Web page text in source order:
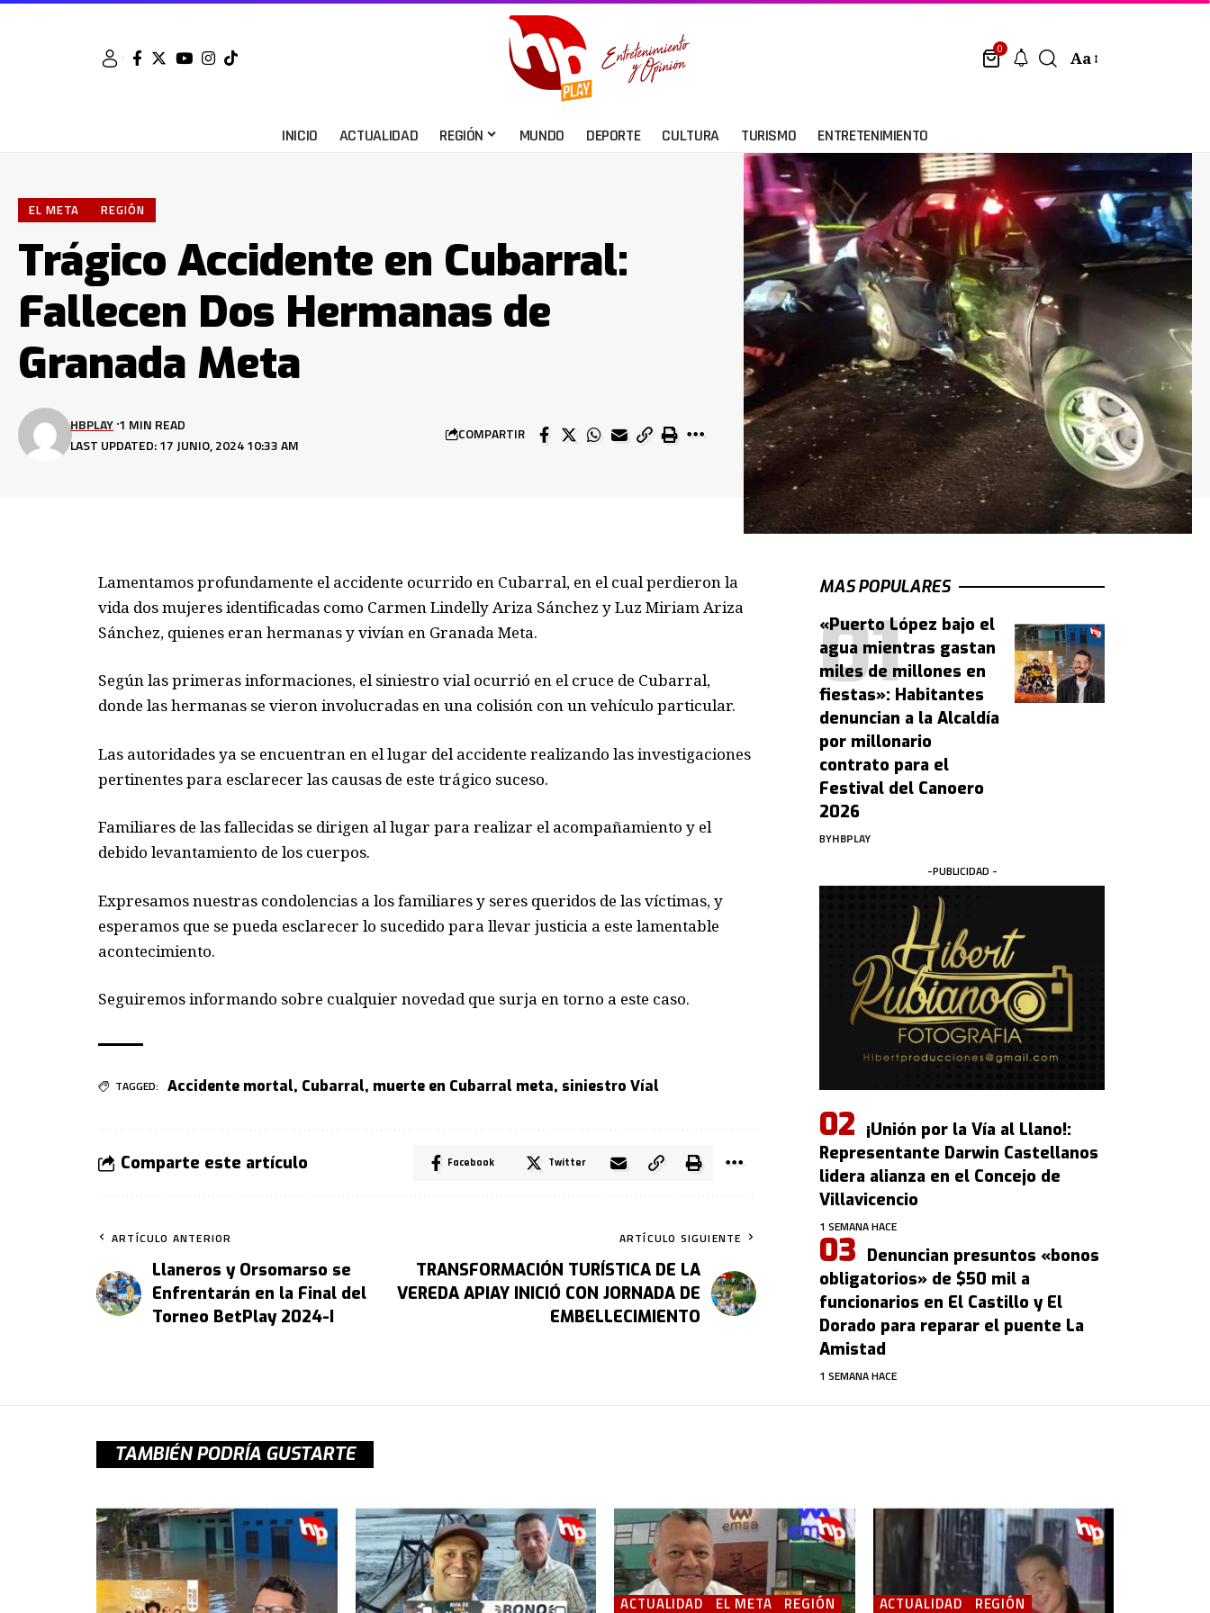
0 Aa
INICIO ACTUALIDAD REGIÓN MUNDO DEPORTE CULTURA TURISMO ENTRETENIMIENTO
EL META REGIÓN
Trágico Accidente en Cubarral:
Fallecen Dos Hermanas de
Granada Meta
LAST UPDATED: 17 JUNIO, 2024 10:33 AM
HBPLAY 1 MIN READ
COMPARTIR
Lamentamos profundamente el accidente ocurrido en Cubarral, en el cual perdieron la
vida dos mujeres identificadas como Carmen Lindelly Ariza Sánchez y Luz Miriam Ariza
Sánchez, quienes eran hermanas y vivían en Granada Meta.
Según las primeras informaciones, el siniestro vial ocurrió en el cruce de Cubarral,
donde las hermanas se vieron involucradas en una colisión con un vehículo particular.
Las autoridades ya se encuentran en el lugar del accidente realizando las investigaciones
pertinentes para esclarecer las causas de este trágico suceso.
Familiares de las fallecidas se dirigen al lugar para realizar el acompañamiento y el
debido levantamiento de los cuerpos.
Expresamos nuestras condolencias a los familiares y seres queridos de las víctimas, y
esperamos que se pueda esclarecer lo sucedido para llevar justicia a este lamentable
acontecimiento.
Seguiremos informando sobre cualquier novedad que surja en torno a este caso.
TAGGED: Accidente mortal, Cubarral, muerte en Cubarral meta, siniestro Víal
Comparte este artículo Facebook Twitter
ARTÍCULO ANTERIOR
Llaneros y Orsomarso se
Enfrentarán en la Final del
Torneo BetPlay 2024-I
ARTÍCULO SIGUIENTE
TRANSFORMACIÓN TURÍSTICA DE LA
VEREDA APIAY INICIÓ CON JORNADA DE
EMBELLECIMIENTO
MAS POPULARES
«Puerto López bajo el
agua mientras gastan
miles de millones en
fiestas»: Habitantes
denuncian a la Alcaldía
por millonario
contrato para el
Festival del Canoero
2026
BYHBPLAY
-PUBLICIDAD -
¡Unión por la Vía al Llano!:
Representante Darwin Castellanos
lidera alianza en el Concejo de
Villavicencio
1 SEMANA HACE
Denuncian presuntos «bonos
obligatorios» de $50 mil a
funcionarios en El Castillo y El
Dorado para reparar el puente La
Amistad
1 SEMANA HACE
TAMBIÉN PODRÍA GUSTARTE
ACTUALIDAD EL META
REGIÓN
ACTUALIDAD
REGIÓN